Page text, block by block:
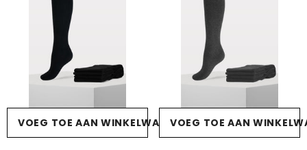
VOEG TOE AAN WINKELWAGENVOEG TOE AAN